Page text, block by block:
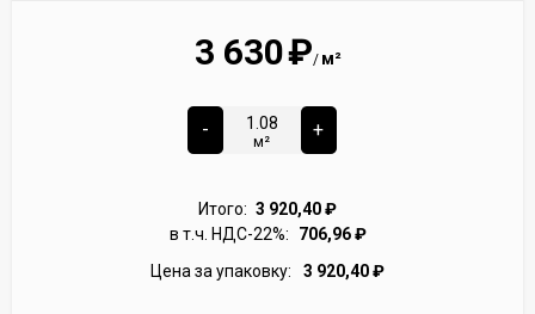
3 630₽/ м²
-
м²
+
Итого: 3 920,40₽
в т.ч. НДС-22%:
706,96₽
Цена за упаковку:
3 920,40₽